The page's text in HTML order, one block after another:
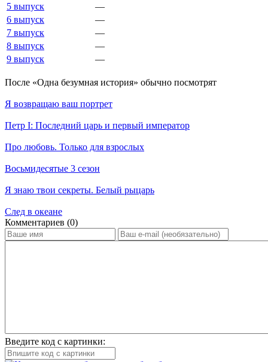
5 выпуск
—
6 выпуск
—
7 выпуск
—
8 выпуск
—
9 выпуск
—
По­сле «Одна безумная история» обыч­но по­смот­рят
Я возвращаю ваш портрет
Петр I: Последний царь и первый император
Про любовь. Только для взрослых
Восьмидесятые 3 сезон
Я знаю твои секреты. Белый рыцарь
След в океане
Ком­мен­та­ри­ев (0)
Введите код с картинки: